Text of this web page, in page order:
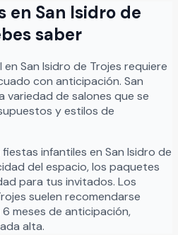
en San Isidro de
saber
en San Isidro de Trojes requiere
con anticipación. San
variedad de salones que se
y estilos de
fiestas infantiles en San Isidro de
del espacio, los paquetes
para tus invitados. Los
suelen recomendarse
meses de anticipación,
alta.